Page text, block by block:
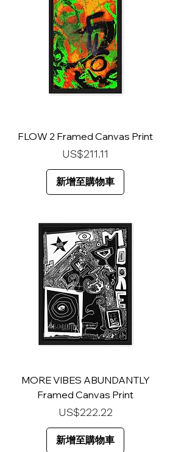
FLOW 2 Framed Canvas Print
價格
US$211.11
新增至購物車
MORE VIBES ABUNDANTLY
Framed Canvas Print
價格
US$222.22
新增至購物車